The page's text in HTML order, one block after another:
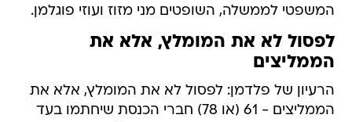
המשפטי לממשלה, השופטים מני מזוז ועוזי פוגלמן.
לפסול לא את המומלץ, אלא את
הממליצים
הרעיון של פלדמן: לפסול לא את המומלץ, אלא את
הממליצים - 61 (או 78) חברי הכנסת שיחתמו בעד